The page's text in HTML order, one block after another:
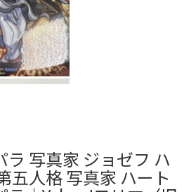
ラ 写真家 ジョゼフ ハ
五人格 写真家 ハート